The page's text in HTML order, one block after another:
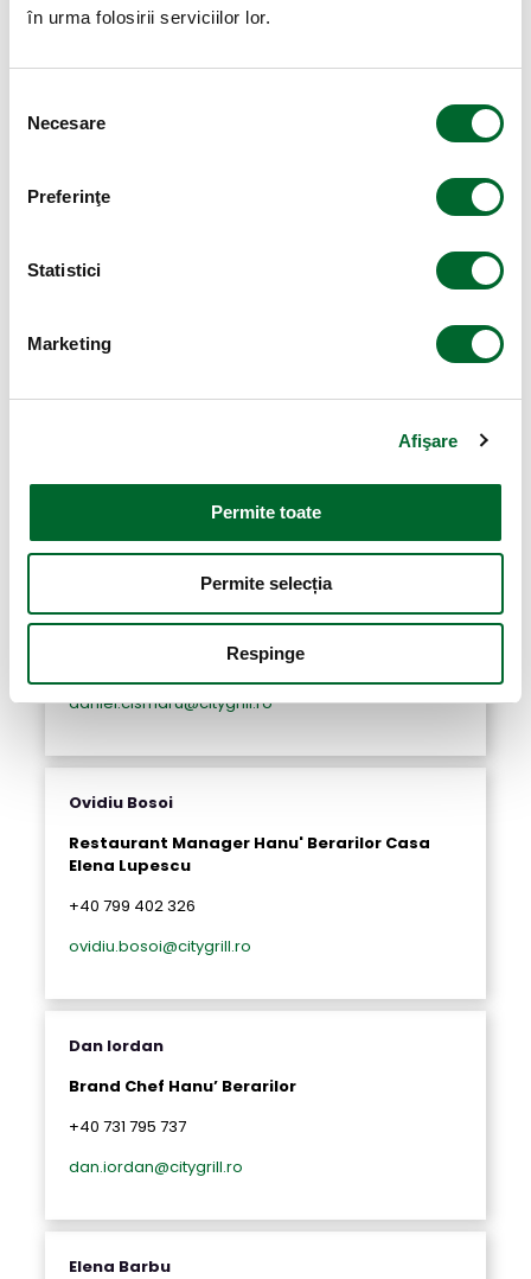
în urma folosirii serviciilor lor.
consimțământului
Necesare
Preferinţe
Statistici
Marketing
Afişare
Permite toate
Permite selecția
Respinge
Brand Manager Restaurant Hanu’ Berarilor
cornel.mihalascu@citygrill.ro
Restaurant Manager
Hanu’ Berarilor Uranus
Daniel Cismaru
Restaurant Manager Hanu' Berarilor Casa
Oprea Soare
daniel.cismaru@citygrill.ro
Ovidiu Bosoi
Restaurant Manager Hanu' Berarilor Casa
Elena Lupescu
+40 799 402 326
ovidiu.bosoi@citygrill.ro
Dan Iordan
Brand Chef Hanu’ Berarilor
+40 731 795 737
dan.iordan@citygrill.ro
Elena Barbu